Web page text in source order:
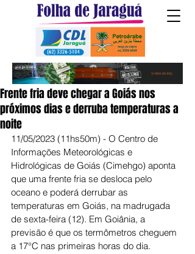
Frente fria deve chegar a Goiás nos
próximos dias e derruba temperaturas a
noite
11/05/2023 (11hs50m) - O Centro de
Informações Meteorológicas e
Hidrológicas de Goiás (Cimehgo) aponta
que uma frente fria se desloca pelo
oceano e poderá derrubar as
temperaturas em Goiás, na madrugada
de sexta-feira (12). Em Goiânia, a
previsão é que os termômetros cheguem
a 17°C nas primeiras horas do dia.